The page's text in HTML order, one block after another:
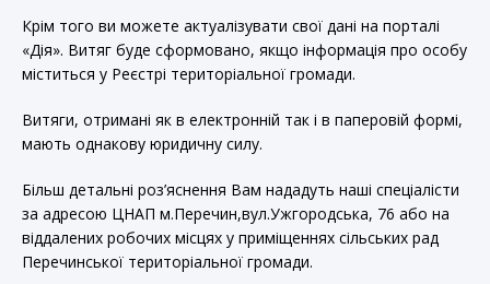
Крім того ви можете актуалізувати свої дані на порталі
«Дія». Витяг буде сформовано, якщо інформація про особу
міститься у Реєстрі територіальної громади.
Витяги, отримані як в електронній так і в паперовій формі,
мають однакову юридичну силу.
Більш детальні роз’яснення Вам нададуть наші спеціалісти
за адресою ЦНАП м.Перечин,вул.Ужгородська, 76 або на
віддалених робочих місцях у приміщеннях сільських рад
Перечинської територіальної громади.